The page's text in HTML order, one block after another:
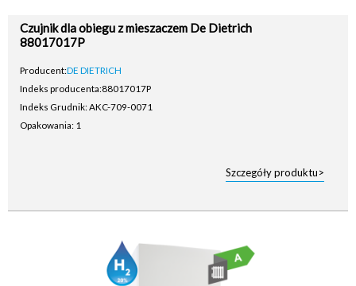
Czujnik dla obiegu z mieszaczem De Dietrich
88017017P
Producent:DE DIETRICH
Indeks producenta:88017017P
Indeks Grudnik: AKC-709-0071
Opakowania: 1
Szczegóły produktu>